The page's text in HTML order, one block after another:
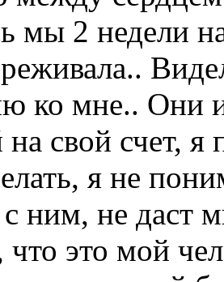
мы 2 недели
ко мне.. Они
свой счет, я
я не
ним, не даст
это мой